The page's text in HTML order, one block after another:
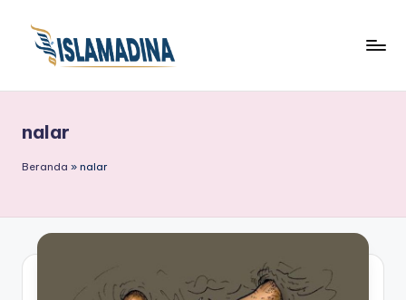
nalar
Beranda » nalar